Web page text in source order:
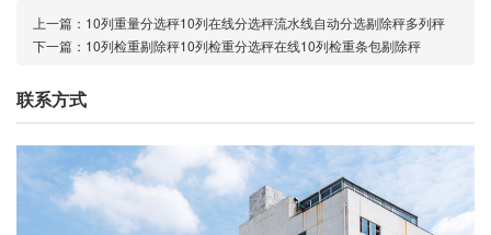
上一篇： 10列重量分选秤10列在线分选秤流水线自动分选剔除秤多列秤
下一篇： 10列检重剔除秤10列检重分选秤在线10列检重条包剔除秤
联系方式